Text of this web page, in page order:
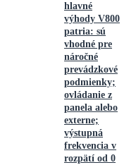
hlavné
výhody V800
patria: sú
vhodné pre
náročné
prevádzkové
podmienky;
ovládanie z
panela alebo
externe;
výstupná
frekvencia v
rozpätí od 0